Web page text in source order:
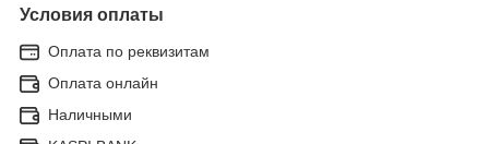
Условия оплаты
Оплата по реквизитам
Оплата онлайн
Наличными